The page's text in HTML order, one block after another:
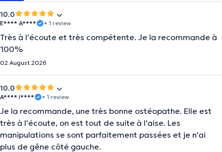
10.0
E**** A**** • 1 review
Très à l’écoute et très compétente. Je la recommande à
100%
02 August 2026
10.0
A**** I**** • 1 review
Je la recommande, une très bonne ostéopathe. Elle est
très à l'écoute, on est tout de suite à l'aise. Les
manipulations se sont parfaitement passées et je n'ai
plus de gêne côté gauche.